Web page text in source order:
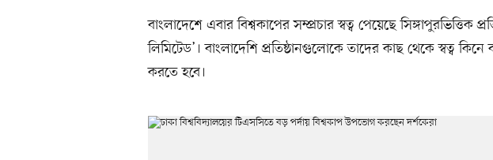
বাংলাদেশে এবার বিশ্বকাপের সম্প্রচার স্বত্ব পেয়েছে সিঙ্গাপুরভিত্তিক
লিমিটেড’। বাংলাদেশি প্রতিষ্ঠানগুলোকে তাদের কাছ থেকে স্বত্ব কিনে
করতে হবে।